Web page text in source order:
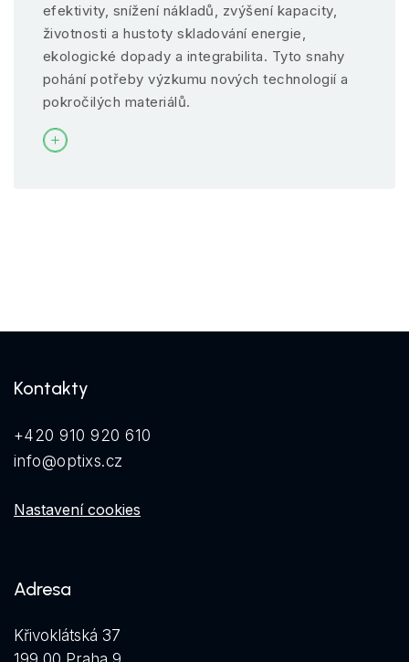
efektivity, snížení nákladů, zvýšení kapacity,
životnosti a hustoty skladování energie,
ekologické dopady a integrabilita. Tyto snahy
pohání potřeby výzkumu nových technologií a
pokročilých materiálů.
Kontakty
+420 910 920 610
info@optixs.cz
Nastavení cookies
Adresa
Křivoklátská 37